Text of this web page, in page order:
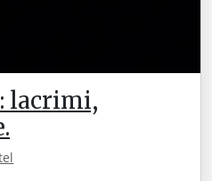
lacrimi,